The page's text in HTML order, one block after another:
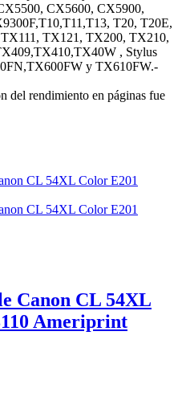
CX5600, CX5900,
T20, T20E,
TX121, TX200, TX210,
, Stylus
y TX610FW.-
del rendimiento en páginas fue
Canon CL 54XL
Ameriprint